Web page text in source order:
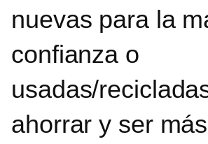
nuevas para la
confianza o
usadas/
ahorrar y ser más